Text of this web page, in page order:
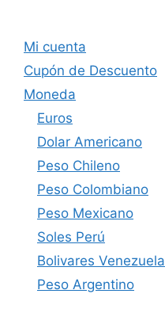
Mi cuenta
Cupón de Descuento
Moneda
Euros
Dolar Americano
Peso Chileno
Peso Colombiano
Peso Mexicano
Soles Perú
Bolivares Venezuela
Peso Argentino